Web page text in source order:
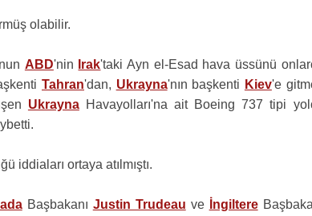
olabilir.
ABD'nin Irak'taki Ayn el-Esad hava üssünü
Tahran'dan, Ukrayna'nın başkenti Kiev'e
UkraynaHavayolları'na ait Boeing 737 tipi
iddiaları ortaya atılmıştı.
Başbakanı Justin Trudeau ve İngiltere